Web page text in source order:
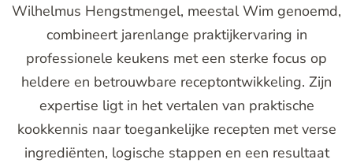
Wilhelmus Hengstmengel, meestal Wim genoemd,
combineert jarenlange praktijkervaring in
professionele keukens met een sterke focus op
heldere en betrouwbare receptontwikkeling. Zijn
expertise ligt in het vertalen van praktische
kookkennis naar toegankelijke recepten met verse
ingrediënten, logische stappen en een resultaat